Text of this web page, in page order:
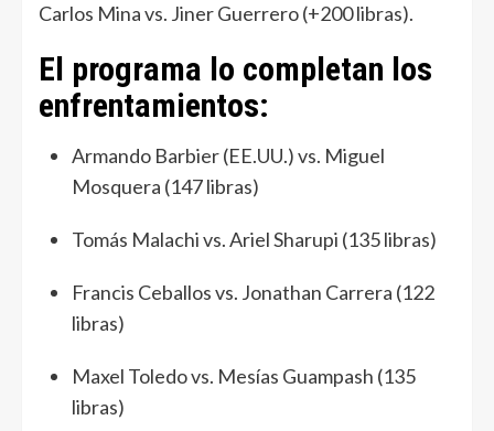
Carlos Mina vs. Jiner Guerrero (+200 libras).
El programa lo completan los
enfrentamientos:
Armando Barbier (EE.UU.) vs. Miguel
Mosquera (147 libras)
Tomás Malachi vs. Ariel Sharupi (135 libras)
Francis Ceballos vs. Jonathan Carrera (122
libras)
Maxel Toledo vs. Mesías Guampash (135
libras)